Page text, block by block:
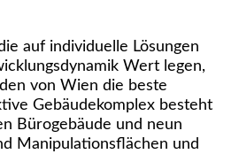
auf individuelle Lösungen
Wert legen,
von Wien die beste
Gebäudekomplex besteht
Bürogebäude und neun
Manipulationsflächen und